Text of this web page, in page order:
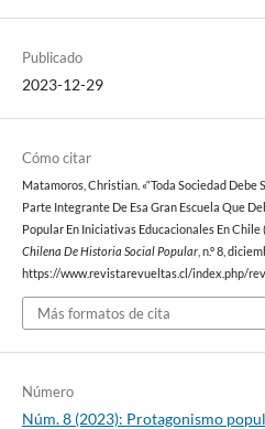
Publicado
2023-12-29
Cómo citar
Matamoros, Christian. «“Toda Sociedad Debe
Parte Integrante De Esa Gran Escuela Que
Popular En Iniciativas Educacionales En Chile
Chilena De Historia Social Popular, n.º 8,
https://www.revistarevueltas.cl/index.php/
Más formatos de cita
Número
Núm. 8 (2023): Protagonismo